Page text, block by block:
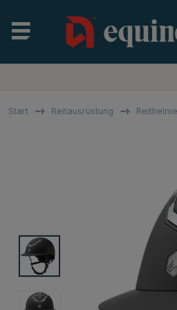
Start Reitausrüstung Reithelme